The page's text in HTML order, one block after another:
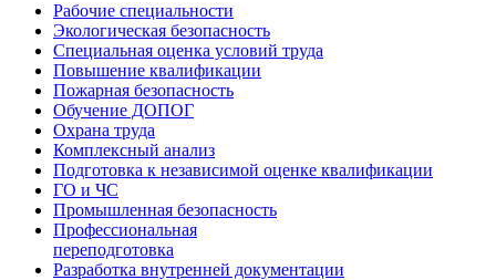
Рабочие специальности
Экологическая безопасность
Специальная оценка условий труда
Повышение квалификации
Пожарная безопасность
Обучение ДОПОГ
Охрана труда
Комплексный анализ
Подготовка к независимой оценке квалификации
ГО и ЧС
Промышленная безопасность
Профессиональная
переподготовка
Разработка внутренней документации